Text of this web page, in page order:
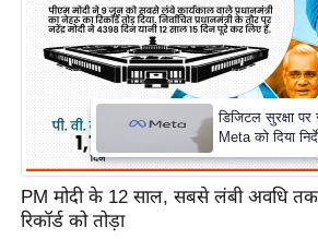
PM मोदी के 12 साल, सबसे लंबी अवधि
रिकॉर्ड को तोड़ा